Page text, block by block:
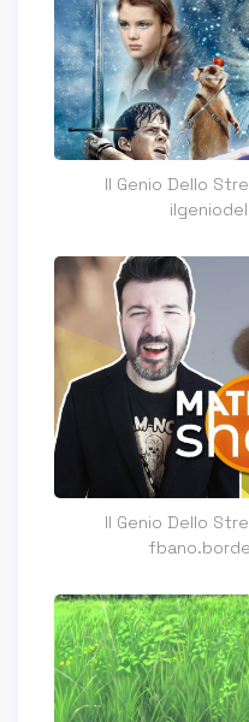
Il Genio Dello
Il Genio Dello